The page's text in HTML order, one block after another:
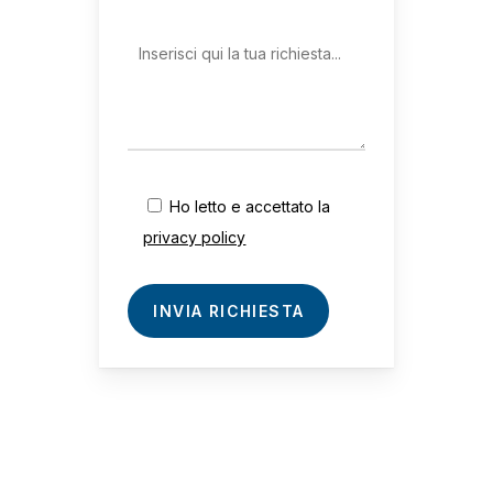
Ho letto e accettato la
privacy policy